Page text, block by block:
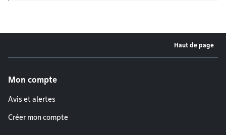
Haut de page
Mon compte
Avis et alertes
Créer mon compte